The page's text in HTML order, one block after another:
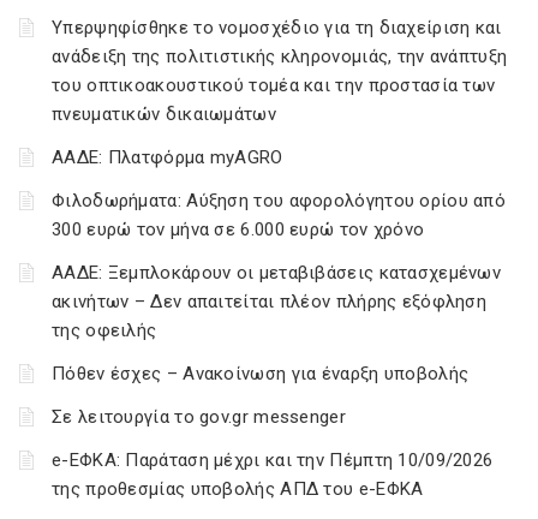
Υπερψηφίσθηκε το νομοσχέδιο για τη διαχείριση και
ανάδειξη της πολιτιστικής κληρονομιάς, την ανάπτυξη
του οπτικοακουστικού τομέα και την προστασία των
πνευματικών δικαιωμάτων
ΑΑΔΕ: Πλατφόρμα myAGRO
Φιλοδωρήματα: Αύξηση του αφορολόγητου ορίου από
300 ευρώ τον μήνα σε 6.000 ευρώ τον χρόνο
ΑΑΔΕ: Ξεμπλοκάρουν οι μεταβιβάσεις κατασχεμένων
ακινήτων – Δεν απαιτείται πλέον πλήρης εξόφληση
της οφειλής
Πόθεν έσχες – Ανακοίνωση για έναρξη υποβολής
Σε λειτουργία το gov.gr messenger
e-ΕΦΚΑ: Παράταση μέχρι και την Πέμπτη 10/09/2026
της προθεσμίας υποβολής ΑΠΔ του e-ΕΦΚΑ